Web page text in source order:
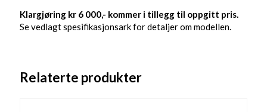
Klargjøring kr 6 000,- kommer i tillegg til oppgitt pris.
Se vedlagt spesifikasjonsark for detaljer om modellen.
Relaterte produkter